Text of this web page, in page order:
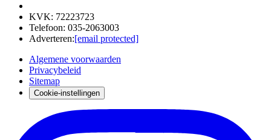
KVK: 72223723
Telefoon: 035-2063003
Adverteren:[email protected]
Algemene voorwaarden
Privacybeleid
Sitemap
Cookie-instellingen